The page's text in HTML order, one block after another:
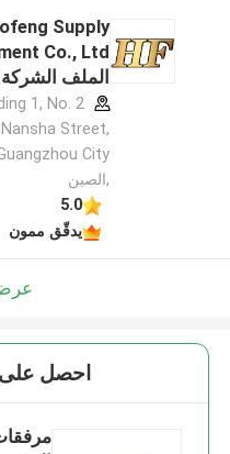
Supply
Co., Ltd
الملف
1, No. 2
Street,
City
,الصين
5.0
يدقّق ممون
احصل